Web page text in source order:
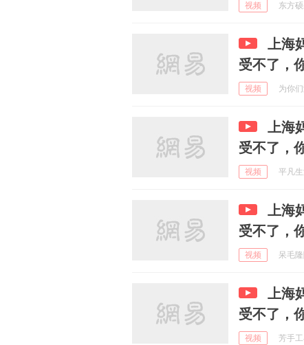
视频 东方
上海
受不了，
视频 为你
上海
受不了，
视频 平凡
上海
受不了，
视频 呆毛
上海
受不了，
视频 芳手